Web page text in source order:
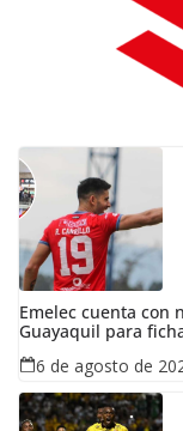
Emelec cuenta con
Guayaquil para
6 de agosto de